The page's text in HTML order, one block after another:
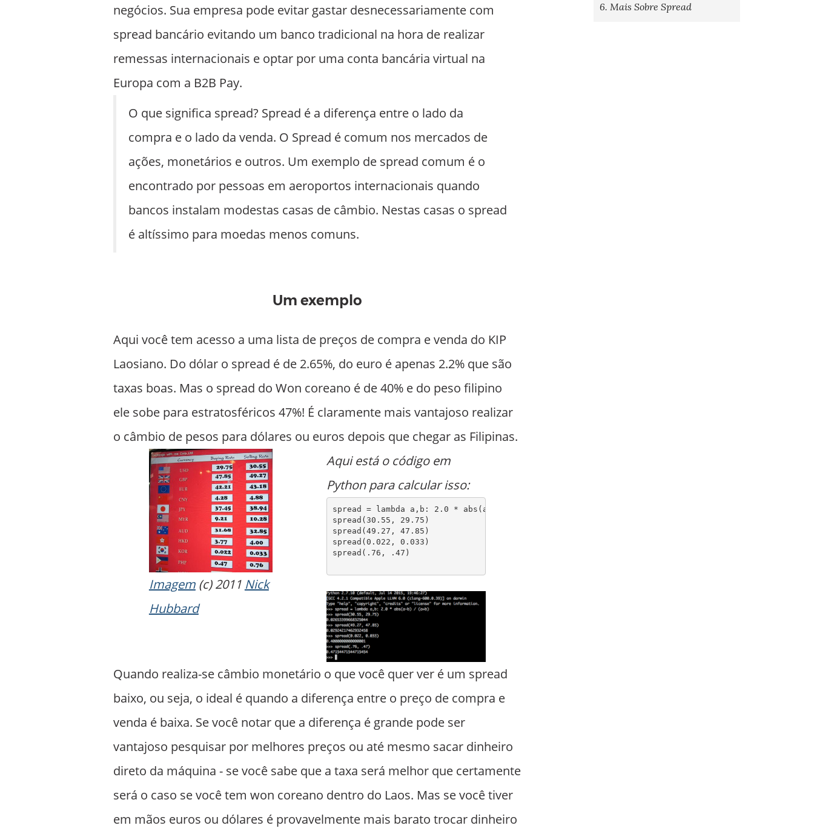
negócios. Sua empresa pode evitar gastar desnecessariamente com
spread bancário evitando um banco tradicional na hora de realizar
remessas internacionais e optar por uma conta bancária virtual na
Europa com a B2B Pay.
O que significa spread? Spread é a diferença entre o lado da
compra e o lado da venda. O Spread é comum nos mercados de
ações, monetários e outros. Um exemplo de spread comum é o
encontrado por pessoas em aeroportos internacionais quando
bancos instalam modestas casas de câmbio. Nestas casas o spread
é altíssimo para moedas menos comuns.
Um exemplo
Aqui você tem acesso a uma lista de preços de compra e venda do KIP
Laosiano. Do dólar o spread é de 2.65%, do euro é apenas 2.2% que são
taxas boas. Mas o spread do Won coreano é de 40% e do peso filipino
ele sobe para estratosféricos 47%! É claramente mais vantajoso realizar
o câmbio de pesos para dólares ou euros depois que chegar as Filipinas.
Imagem(c) 2011 Nick
Hubbard
Aqui está o código em
Python para calcular isso:
spread = lambda a,b: 2.0 * abs(a-b) / (a+b)
spread(30.55, 29.75)
spread(49.27, 47.85)
spread(0.022, 0.033)
spread(.76, .47)
Quando realiza-se câmbio monetário o que você quer ver é um spread
baixo, ou seja, o ideal é quando a diferença entre o preço de compra e
venda é baixa. Se você notar que a diferença é grande pode ser
vantajoso pesquisar por melhores preços ou até mesmo sacar dinheiro
direto da máquina - se você sabe que a taxa será melhor que certamente
será o caso se você tem won coreano dentro do Laos. Mas se você tiver
em mãos euros ou dólares é provavelmente mais barato trocar dinheiro
6. Mais Sobre Spread